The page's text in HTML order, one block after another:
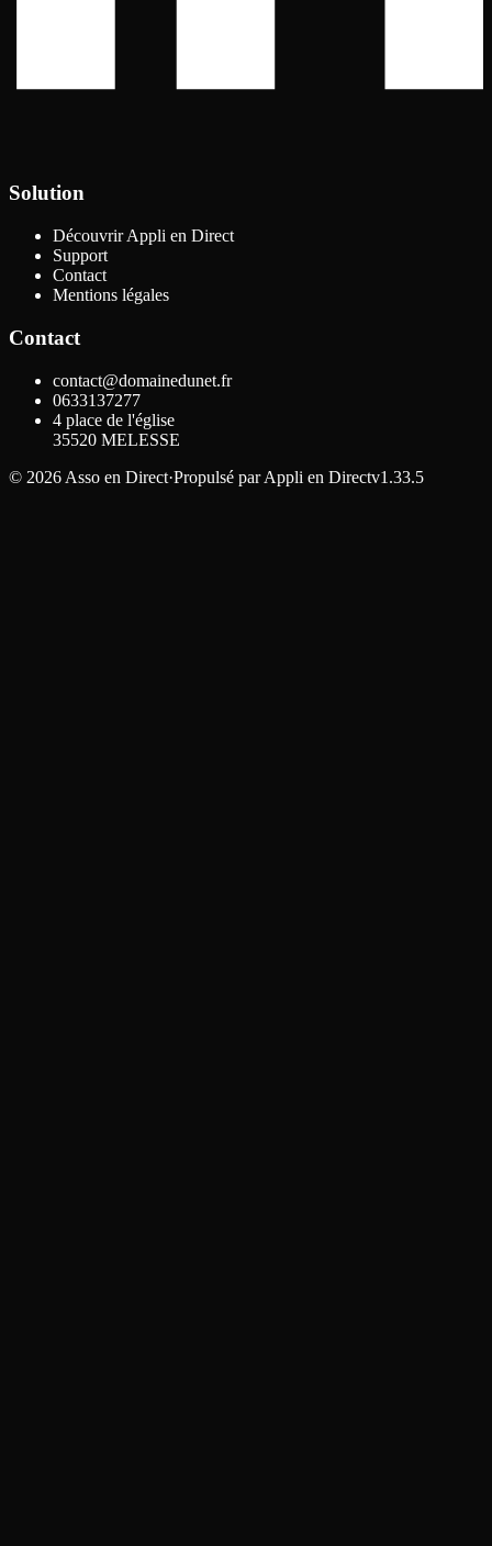
Solution
Découvrir Appli en Direct
Support
Contact
Mentions légales
Contact
contact@domainedunet.fr
0633137277
4 place de l'église
35520 MELESSE
© 2026 Asso en Direct·Propulsé par Appli en Directv1.33.5